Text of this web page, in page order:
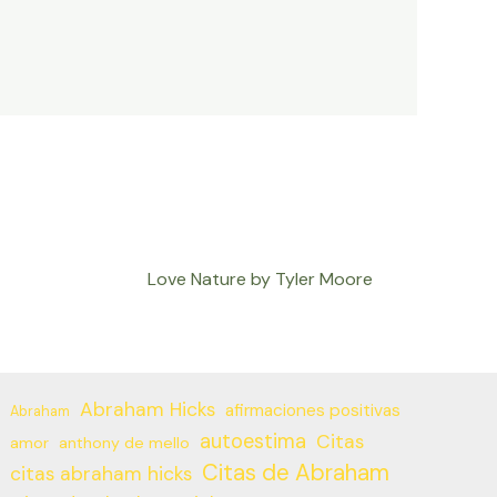
Love Nature by Tyler Moore
Abraham Abraham Hicks afirmaciones positivas
amor anthony de mello autoestima Citas
citas abraham hicks Citas de Abraham